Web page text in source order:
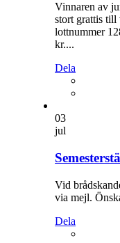
Vinnaren av
stort grattis till
lottnummer
kr....
Dela
03
jul
Vid
via mejl.
Dela